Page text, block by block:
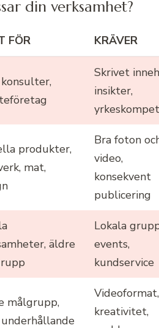
din verksamhet?
FÖR KRÄVER
Skrivet
insikter,
produkter,
mat,
Bra foton
video,
konsekvent
publicering
äldre
Lokala
events,
kundservice
målgrupp,
underhållande
Videoformat,
kreativitet,